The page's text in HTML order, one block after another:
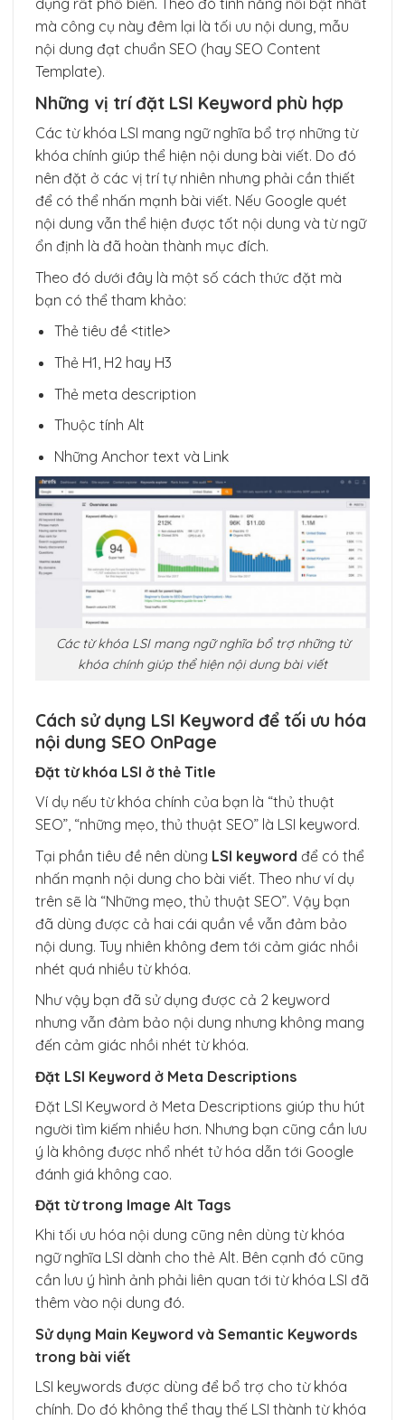
dụng rất phổ biến. Theo đó tính năng nổi bật nhất
mà công cụ này đêm lại là tối ưu nội dung, mẫu
nội dung đạt chuẩn SEO (hay SEO Content
Template).
Những vị trí đặt LSI Keyword phù hợp
Các từ khóa LSI mang ngữ nghĩa bổ trợ những từ
khóa chính giúp thể hiện nội dung bài viết. Do đó
nên đặt ở các vị trí tự nhiên nhưng phải cần thiết
để có thể nhấn mạnh bài viết. Nếu Google quét
nội dung vẫn thể hiện được tốt nội dung và từ ngữ
ổn định là đã hoàn thành mục đích.
Theo đó dưới đây là một số cách thức đặt mà
bạn có thể tham khảo:
Thẻ tiêu đề <title>
Thẻ H1, H2 hay H3
Thẻ meta description
Thuộc tính Alt
Những Anchor text và Link
Các từ khóa LSI mang ngữ nghĩa bổ trợ những từ
khóa chính giúp thể hiện nội dung bài viết
Cách sử dụng LSI Keyword để tối ưu hóa
nội dung SEO OnPage
Đặt từ khóa LSI ở thẻ Title
Ví dụ nếu từ khóa chính của bạn là “thủ thuật
SEO”, “những mẹo, thủ thuật SEO” là LSI keyword.
Tại phần tiêu đề nên dùng LSI keyword để có thể
nhấn mạnh nội dung cho bài viết. Theo như ví dụ
trên sẽ là “Những mẹo, thủ thuật SEO”. Vậy bạn
đã dùng được cả hai cái quần về vẫn đảm bảo
nội dung. Tuy nhiên không đem tới cảm giác nhồi
nhét quá nhiều từ khóa.
Như vậy bạn đã sử dụng được cả 2 keyword
nhưng vẫn đảm bảo nội dung nhưng không mang
đến cảm giác nhồi nhét từ khóa.
Đặt LSI Keyword ở Meta Descriptions
Đặt LSI Keyword ở Meta Descriptions giúp thu hút
người tìm kiếm nhiều hơn. Nhưng bạn cũng cần lưu
ý là không được nhổ nhét tử hóa dẫn tới Google
đánh giá không cao.
Đặt từ trong Image Alt Tags
Khi tối ưu hóa nội dung cũng nên dùng từ khóa
ngữ nghĩa LSI dành cho thẻ Alt. Bên cạnh đó cũng
cần lưu ý hình ảnh phải liên quan tới từ khóa LSI đã
thêm vào nội dung đó.
Sử dụng Main Keyword và Semantic Keywords
trong bài viết
LSI keywords được dùng để bổ trợ cho từ khóa
chính. Do đó không thể thay thế LSI thành từ khóa